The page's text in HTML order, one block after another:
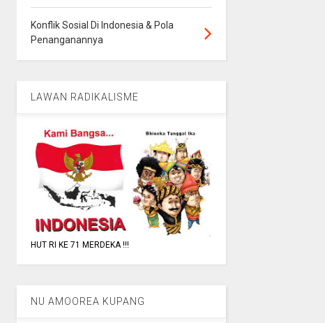
Konflik Sosial Di Indonesia & Pola
Penanganannya
LAWAN RADIKALISME
HUT RI KE 71 MERDEKA !!!
NU AMOOREA KUPANG